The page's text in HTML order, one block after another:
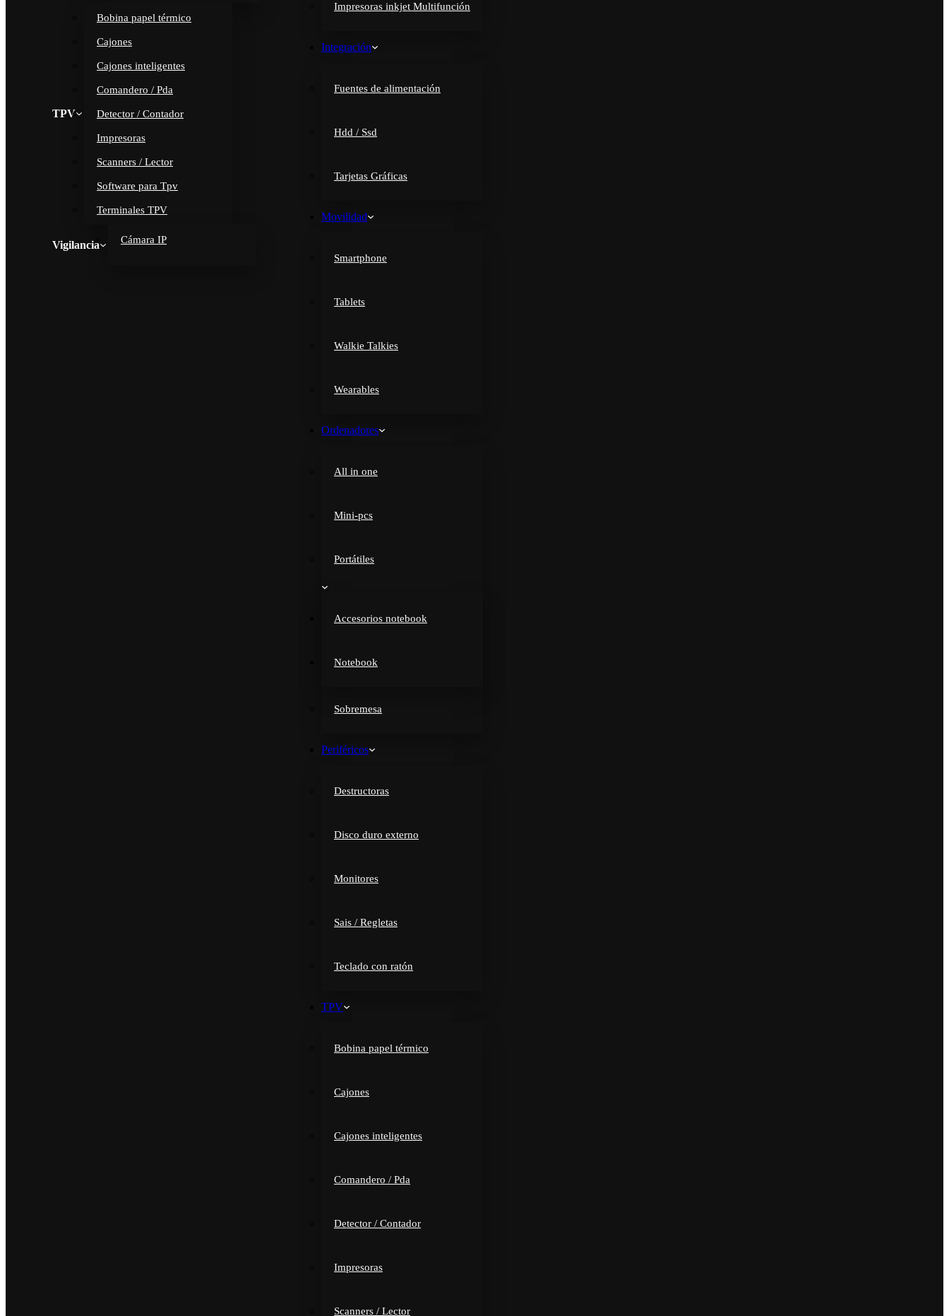
TPV
Bobina papel térmico
Cajones
Cajones inteligentes
Comandero / Pda
Detector / Contador
Impresoras
Scanners / Lector
Software para Tpv
Terminales TPV
Vigilancia Cámara IP
Impresoras inkjet Multifunción
Integración
Fuentes de alimentación
Hdd / Ssd
Tarjetas Gráficas
Movilidad
Smartphone
Tablets
Walkie Talkies
Wearables
Ordenadores
All in one
Mini-pcs
Portátiles
Accesorios notebook
Notebook
Sobremesa
Periféricos
Destructoras
Disco duro externo
Monitores
Sais / Regletas
Teclado con ratón
TPV
Bobina papel térmico
Cajones
Cajones inteligentes
Comandero / Pda
Detector / Contador
Impresoras
Scanners / Lector